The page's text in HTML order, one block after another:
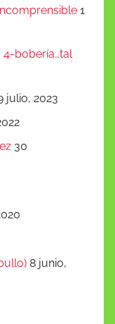
1
4-bobería…tal
julio, 2023
30
8 junio,